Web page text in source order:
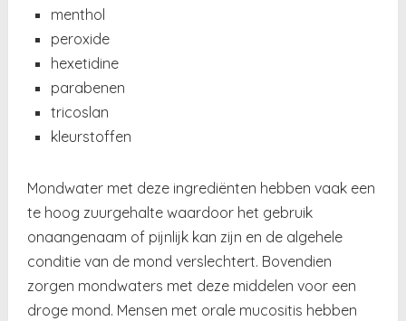
menthol
peroxide
hexetidine
parabenen
tricoslan
kleurstoffen
Mondwater met deze ingrediënten hebben vaak een
te hoog zuurgehalte waardoor het gebruik
onaangenaam of pijnlijk kan zijn en de algehele
conditie van de mond verslechtert. Bovendien
zorgen mondwaters met deze middelen voor een
droge mond. Mensen met orale mucositis hebben